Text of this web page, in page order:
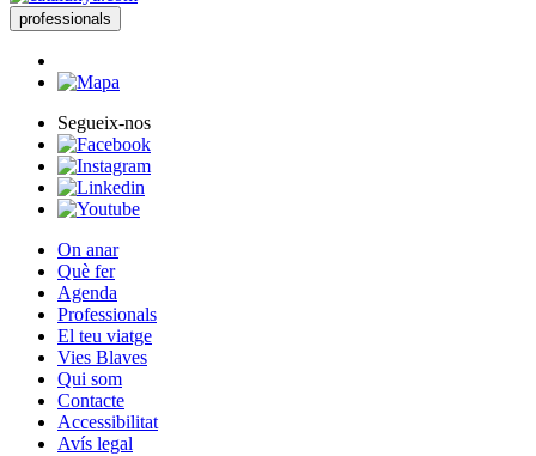
professionals
Segueix-nos
On anar
Què fer
Agenda
Professionals
El teu viatge
Vies Blaves
Qui som
Contacte
Accessibilitat
Avís legal